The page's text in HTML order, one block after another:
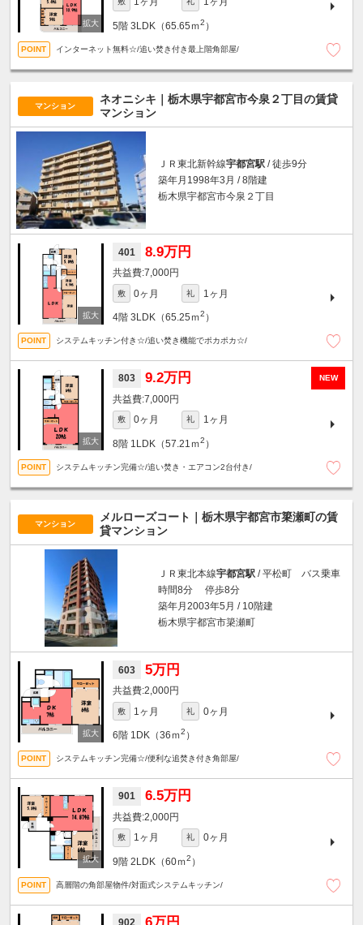
5階 3LDK（65.65ｍ2 ）
インターネット無料☆/追い焚き付き最上階角部屋/
マンション
ネオニシキ｜栃木県宇都宮市今泉２丁目の賃貸
マンション
ＪＲ東北新幹線宇都宮駅 / 徒歩9分
築年月1998年3月 / 8階建
栃木県宇都宮市今泉２丁目
401 8.9万円
7,000円
敷 0ヶ月 礼 1ヶ月
4階 3LDK（65.25ｍ2 ）
システムキッチン付き☆/追い焚き機能でポカポカ☆/
NEW
803 9.2万円
7,000円
敷 0ヶ月 礼 1ヶ月
8階 1LDK（57.21ｍ2 ）
システムキッチン完備☆/追い焚き・エアコン2台付き/
マンション
メルローズコート｜栃木県宇都宮市簗瀬町の賃
貸マンション
ＪＲ東北本線宇都宮駅 / 平松町 バス乗車
時間8分 停歩8分
築年月2003年5月 / 10階建
栃木県宇都宮市簗瀬町
603 5万円
2,000円
敷 1ヶ月 礼 0ヶ月
6階 1DK（36ｍ2 ）
システムキッチン完備☆/便利な追焚き付き角部屋/
901 6.5万円
2,000円
敷 1ヶ月 礼 0ヶ月
9階 2LDK（60ｍ2 ）
高層階の角部屋物件/対面式システムキッチン/
902